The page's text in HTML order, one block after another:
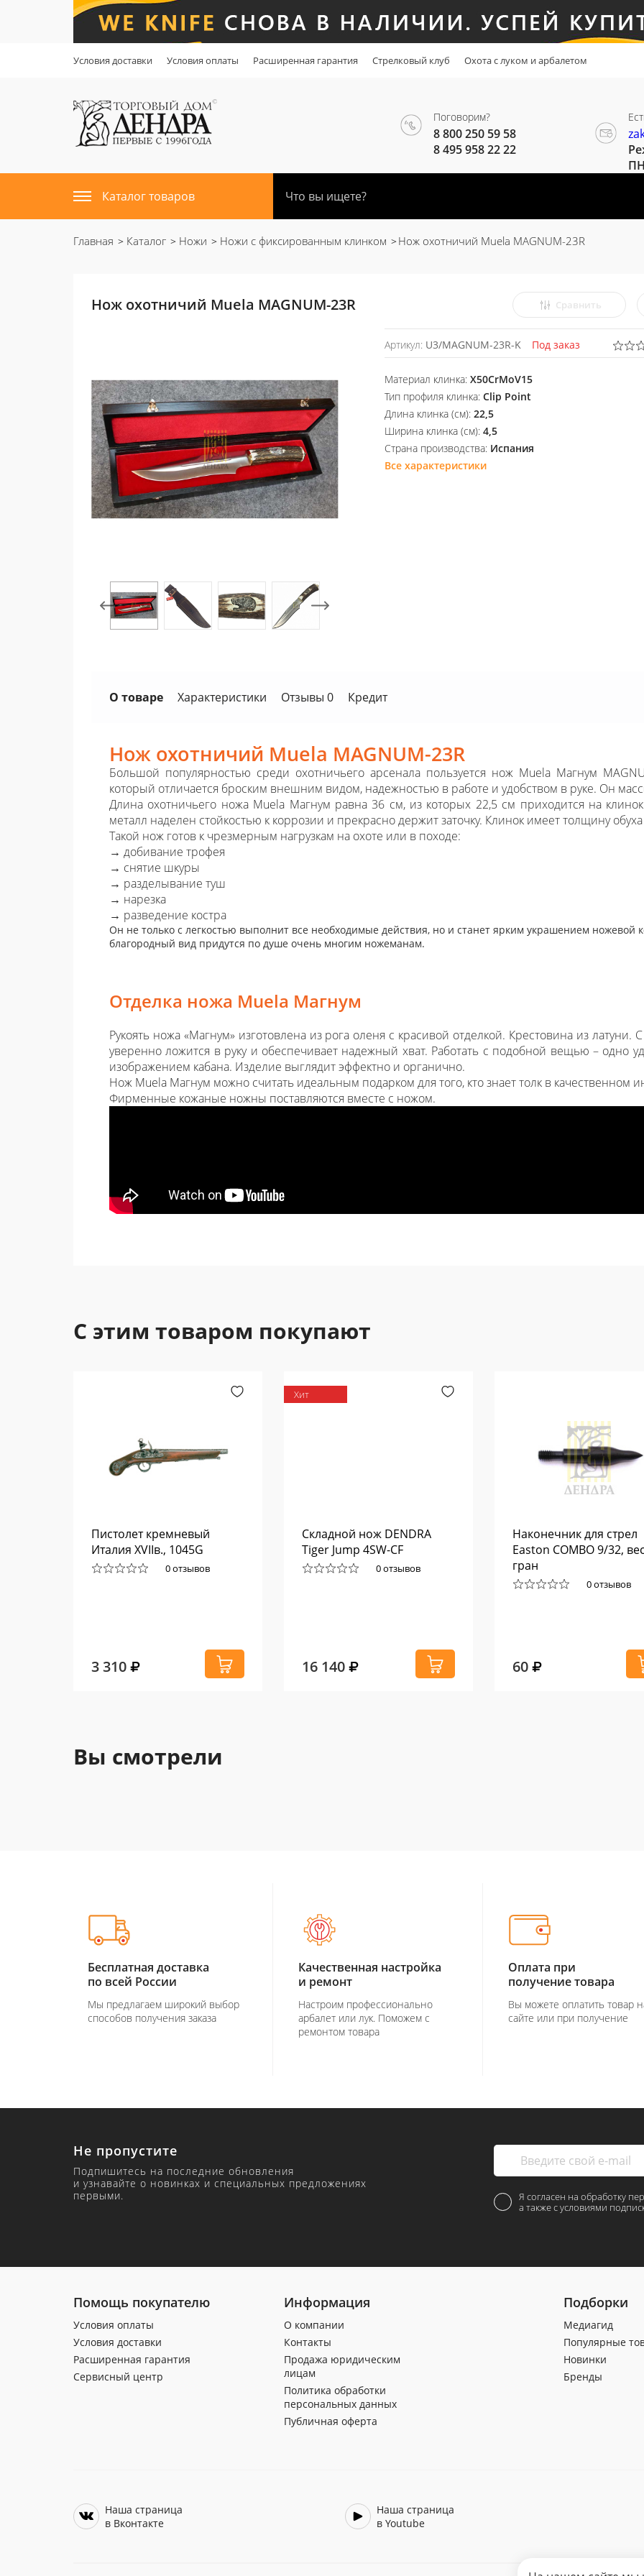
Условия доставки Условия оплаты Расширенная гарантия Стрелковый клуб Охота с луком и арбалетом
Поговорим?
8 800 250 59 58
8 495 958 22 22
Каталог товаров
Главная Каталог Ножи Ножи с фиксированным клинком Нож охотничий Muela MAGNUM-23R
Нож охотничий Muela MAGNUM-23R Сравнить
Артикул: U3/MAGNUM-23R-K Под заказ
Материал клинка:X50CrMoV15
Тип профиля клинка:Clip Point
Длина клинка (см):22,5
Ширина клинка (см):4,5
Страна производства: Испания
Все характеристики
О товаре Характеристики Отзывы 0 Кредит
Нож охотничий Muela MAGNUM-23R
Большой популярностью среди охотничьего арсенала пользуется нож Muela Магнум
который отличается броским внешним видом, надежностью в работе и удобством в руке. Он
Длина охотничьего ножа Muela Магнум равна 36 см, из которых 22,5 см приходится на
металл наделен стойкостью к коррозии и прекрасно держит заточку. Клинок имеет толщину
Такой нож готов к чрезмерным нагрузкам на охоте или в походе:
→ добивание трофея
→ снятие шкуры
→ разделывание туш
→ нарезка
→ разведение костра
Он не только с легкостью выполнит все необходимые действия, но и станет ярким украшением
благородный вид придутся по душе очень многим ножеманам.
Отделка ножа Muela Магнум
Рукоять ножа «Магнум» изготовлена из рога оленя с красивой отделкой. Крестовина из
уверенно ложится в руку и обеспечивает надежный хват. Работать с подобной вещью – одно
изображением кабана. Изделие выглядит эффектно и органично.
Нож Muela Магнум можно считать идеальным подарком для того, кто знает толк в качественном
Фирменные кожаные ножны поставляются вместе с ножом.
С этим товаром покупают
Пистолет кремневый
Италия XVIIв., 1045G
0 отзывов
3 310
Хит
Складной нож DENDRA
Tiger Jump 4SW-CF
0 отзывов
16 140
Наконечник для стрел
Easton COMBO 9/32,
гран
0 отзывов
60
Вы смотрели
Бесплатная доставка
по всей России
Мы предлагаем широкий выбор
способов получения заказа
Качественная настройка
и ремонт
Настроим профессионально
арбалет или лук. Поможем с
ремонтом товара
Оплата при
получение товара
Вы можете оплатить товар
сайте или при получение
Не пропустите
Подпишитесь на последние обновления
и узнавайте о новинках и специальных предложениях
первыми.
Я согласен на обработку
а также с условиями
Помощь покупателю
Условия оплаты
Условия доставки
Расширенная гарантия
Сервисный центр
Информация
О компании
Контакты
Продажа юридическим
лицам
Политика обработки
персональных данных
Публичная оферта
Подборки
Медиагид
Популярные
Новинки
Бренды
Наша страница
в Вконтакте
Наша страница
в Youtube